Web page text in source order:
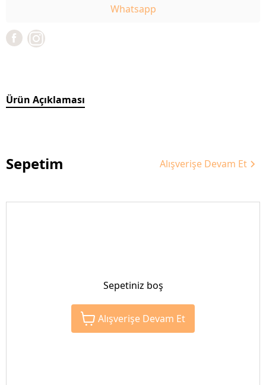
Whatsapp
Ürün Açıklaması
Sepetim Alışverişe Devam Et
Sepetiniz boş
Alışverişe Devam Et